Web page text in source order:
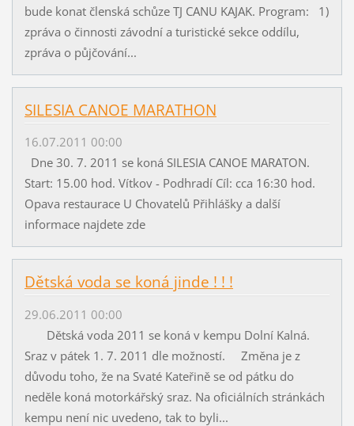
bude konat členská schůze TJ CANU KAJAK. Program: 1)
zpráva o činnosti závodní a turistické sekce oddílu,
zpráva o půjčování...
SILESIA CANOE MARATHON
16.07.2011 00:00
Dne 30. 7. 2011 se koná SILESIA CANOE MARATON.
Start: 15.00 hod. Vítkov - Podhradí Cíl: cca 16:30 hod.
Opava restaurace U Chovatelů Přihlášky a další
informace najdete zde
Dětská voda se koná jinde ! ! !
29.06.2011 00:00
Dětská voda 2011 se koná v kempu Dolní Kalná.
Sraz v pátek 1. 7. 2011 dle možností. Změna je z
důvodu toho, že na Svaté Kateřině se od pátku do
neděle koná motorkářský sraz. Na oficiálních stránkách
kempu není nic uvedeno, tak to byli...